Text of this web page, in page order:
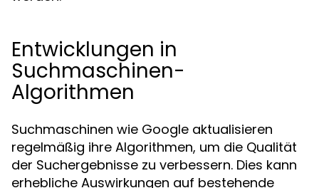
Entwicklungen in
Suchmaschinen-
Algorithmen
Suchmaschinen wie Google aktualisieren
regelmäßig ihre Algorithmen, um die Qualität
der Suchergebnisse zu verbessern. Dies kann
erhebliche Auswirkungen auf bestehende